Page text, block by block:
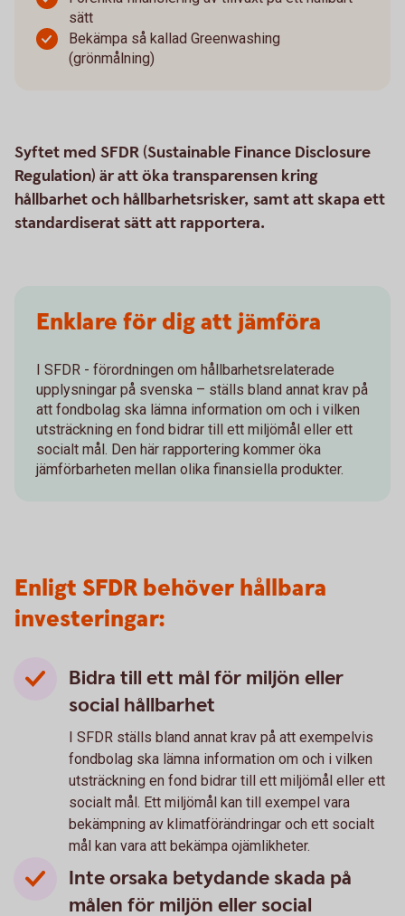
sätt
Bekämpa så kallad Greenwashing
(grönmålning)
Syftet med SFDR (Sustainable Finance Disclosure
Regulation) är att öka transparensen kring
hållbarhet och hållbarhetsrisker, samt att skapa ett
standardiserat sätt att rapportera.
Enklare för dig att jämföra
I SFDR - förordningen om hållbarhetsrelaterade
upplysningar på svenska – ställs bland annat krav på
att fondbolag ska lämna information om och i vilken
utsträckning en fond bidrar till ett miljömål eller ett
socialt mål. Den här rapportering kommer öka
jämförbarheten mellan olika finansiella produkter.
Enligt SFDR behöver hållbara
investeringar:
Bidra till ett mål för miljön eller
social hållbarhet
I SFDR ställs bland annat krav på att exempelvis
fondbolag ska lämna information om och i vilken
utsträckning en fond bidrar till ett miljömål eller ett
socialt mål. Ett miljömål kan till exempel vara
bekämpning av klimatförändringar och ett socialt
mål kan vara att bekämpa ojämlikheter.
Inte orsaka betydande skada på
målen för miljön eller social